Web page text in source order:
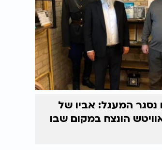
נסגר המעגל: אביו של
הונצח במקום שבו